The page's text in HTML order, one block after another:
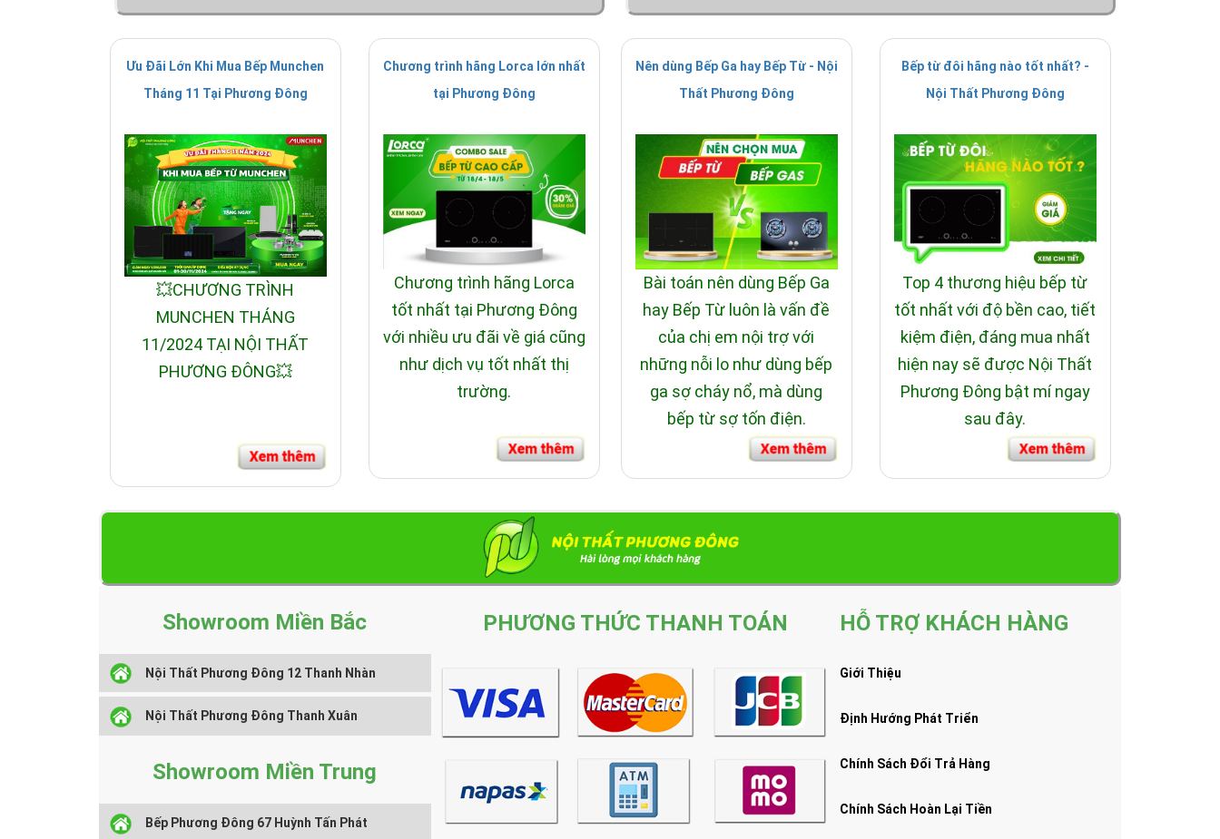
Ưu Đãi Lớn Khi Mua Bếp Munchen
Tháng 11 Tại Phương Đông
💥CHƯƠNG TRÌNH
MUNCHEN THÁNG
11/2024 TẠI NỘI THẤT
PHƯƠNG ĐÔNG💥
Chương trình hãng Lorca lớn nhất
tại Phương Đông
Chương trình hãng Lorca
tốt nhất tại Phương Đông
với nhiều ưu đãi về giá cũng
như dịch vụ tốt nhất thị
trường.
Nên dùng Bếp Ga hay Bếp Từ - Nội
Thất Phương Đông
Bài toán nên dùng Bếp Ga
hay Bếp Từ luôn là vấn đề
của chị em nội trợ với
những nỗi lo như dùng bếp
ga sợ cháy nổ, mà dùng
bếp từ sợ tốn điện.
Bếp từ đôi hãng nào tốt nhất? -
Nội Thất Phương Đông
Top 4 thương hiệu bếp từ
tốt nhất với độ bền cao, tiết
kiệm điện, đáng mua nhất
hiện nay sẽ được Nội Thất
Phương Đông bật mí ngay
sau đây.
Showroom Miền Bắc
Nội Thất Phương Đông 12 Thanh Nhàn
Nội Thất Phương Đông Thanh Xuân
Showroom Miền Trung
Bếp Phương Đông 67 Huỳnh Tấn Phát
PHƯƠNG THỨC THANH TOÁN HỖ TRỢ KHÁCH HÀNG
Giới Thiệu
Định Hướng Phát Triển
Chính Sách Đổi Trả Hàng
Chính Sách Hoàn Lại Tiền